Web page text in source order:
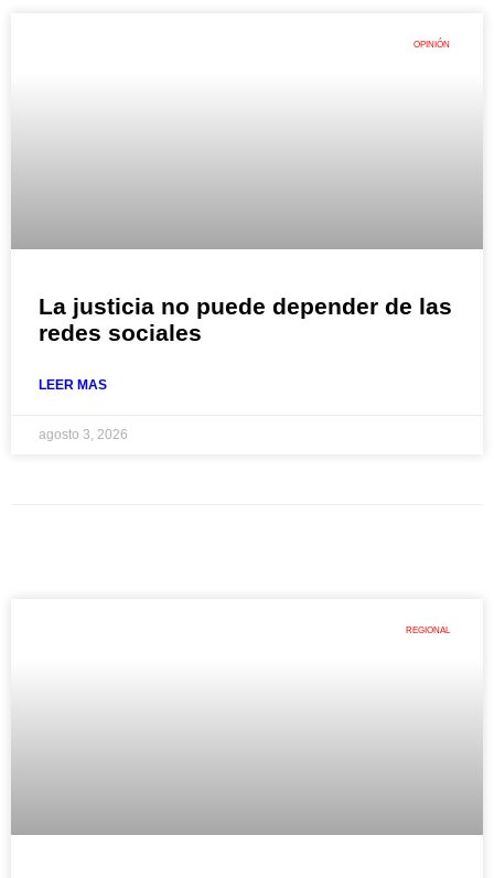
OPINIÓN
La justicia no puede depender de las
redes sociales
LEER MAS
agosto 3, 2026
REGIONAL